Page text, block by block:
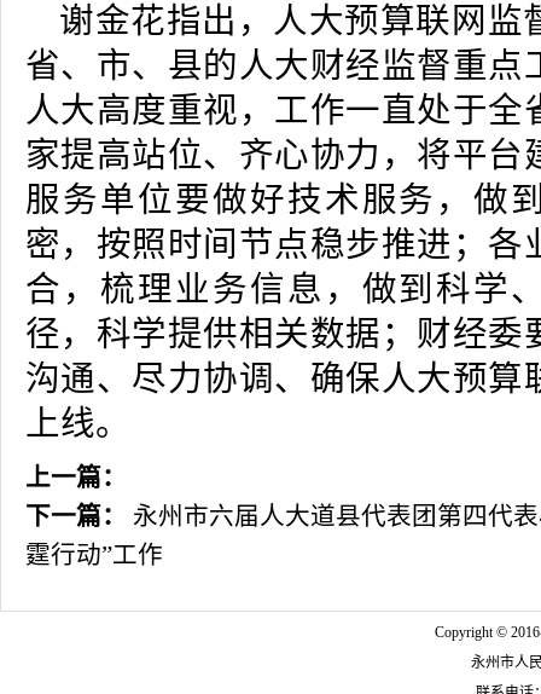
谢金花指出，人大预算联网监
省、市、县的人大财经监督重点
人大高度重视，工作一直处于全
家提高站位、齐心协力，将平台
服务单位要做好技术服务，做
密，按照时间节点稳步推进；各
合，梳理业务信息，做到科学
径，科学提供相关数据；财经委
沟通、尽力协调、确保人大预算
上线。
上一篇：
下一篇：
永州市六届人大道县代表团第四代
霆行动”工作
Copyright ©
永州市人